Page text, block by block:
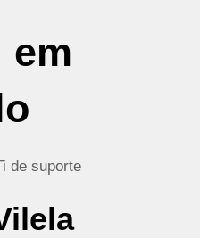
em
de suporte